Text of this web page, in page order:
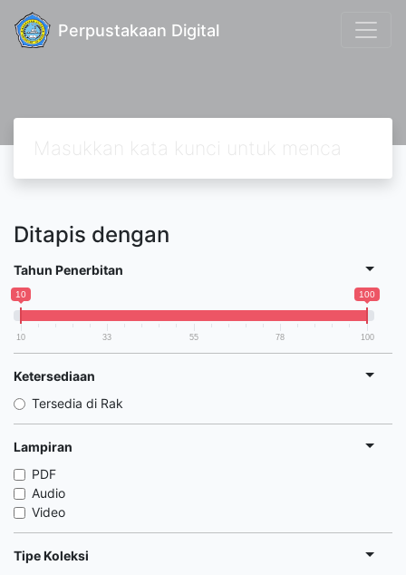
Perpustakaan Digital
Ditapis dengan
Tahun Penerbitan
10 100
10 33 55 78 100
Ketersediaan
Tersedia di Rak
Lampiran
PDF
Audio
Video
Tipe Koleksi